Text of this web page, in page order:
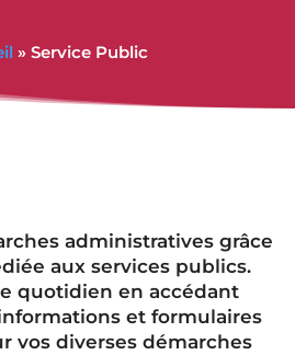
» Service Public
administratives grâce
aux services publics.
quotidien en accédant
et formulaires
vos diverses démarches